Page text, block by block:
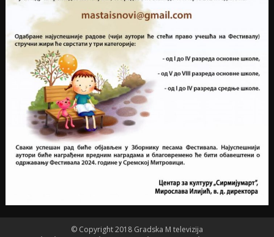
© Copyright 2018 Gradska M televizija